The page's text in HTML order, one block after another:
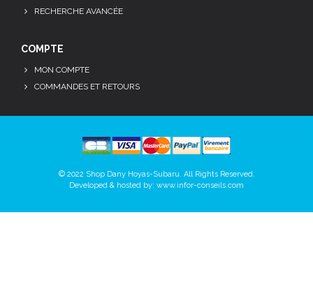
RECHERCHE AVANCÉE
COMPTE
MON COMPTE
COMMANDES ET RETOURS
© 2022 Shop Dany Hoyas-Subaru. All Rights Reserved.
Developed & hosted by: www.infor-conseils.com